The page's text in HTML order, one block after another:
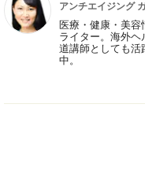
アンチエイジング
医療・健康・美
ライター。海外
道講師としても活
中。